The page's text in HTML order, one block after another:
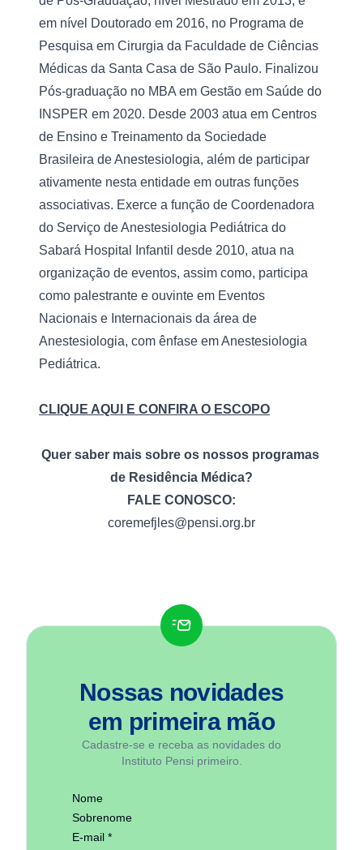
em nível Doutorado em 2016, no Programa de
Pesquisa em Cirurgia da Faculdade de Ciências
Médicas da Santa Casa de São Paulo. Finalizou
Pós-graduação no MBA em Gestão em Saúde do
INSPER em 2020. Desde 2003 atua em Centros
de Ensino e Treinamento da Sociedade
Brasileira de Anestesiologia, além de participar
ativamente nesta entidade em outras funções
associativas. Exerce a função de Coordenadora
do Serviço de Anestesiologia Pediátrica do
Sabará Hospital Infantil desde 2010, atua na
organização de eventos, assim como, participa
como palestrante e ouvinte em Eventos
Nacionais e Internacionais da área de
Anestesiologia, com ênfase em Anestesiologia
Pediátrica.
CLIQUE AQUI E CONFIRA O ESCOPO
Quer saber mais sobre os nossos programas
de Residência Médica?
FALE CONOSCO:
coremefjles@pensi.org.br
Nossas novidades
em primeira mão
Cadastre-se e receba as novidades do
Instituto Pensi primeiro.
Nome
Sobrenome
E-mail *